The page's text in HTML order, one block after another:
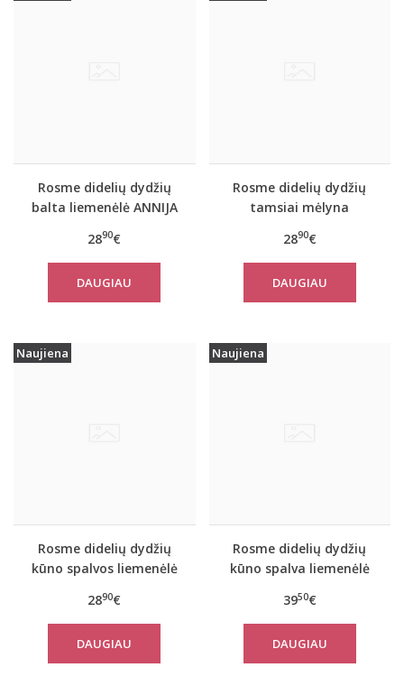
Rosme didelių dydžių
balta liemenėlė ANNIJA
2890€
DAUGIAU
Rosme didelių dydžių
tamsiai mėlyna
2890€
DAUGIAU
Naujiena
Rosme didelių dydžių
kūno spalvos liemenėlė
2890€
DAUGIAU
Naujiena
Rosme didelių dydžių
kūno spalva liemenėlė
3950€
DAUGIAU